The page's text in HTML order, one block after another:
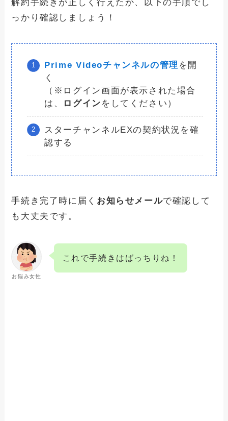
解約手続きが正しく行えたか、以下の手順でし
っかり確認しましょう！
Prime Videoチャンネルの管理 を開
く
（※ログイン画面が表示された場合
は、
ログイン をしてください）
スターチャンネルEXの契約状況を確
認する
手続き完了時に届く お知らせメールで確認して
も大丈夫です。
お悩み女性
これで手続きはばっちりね！